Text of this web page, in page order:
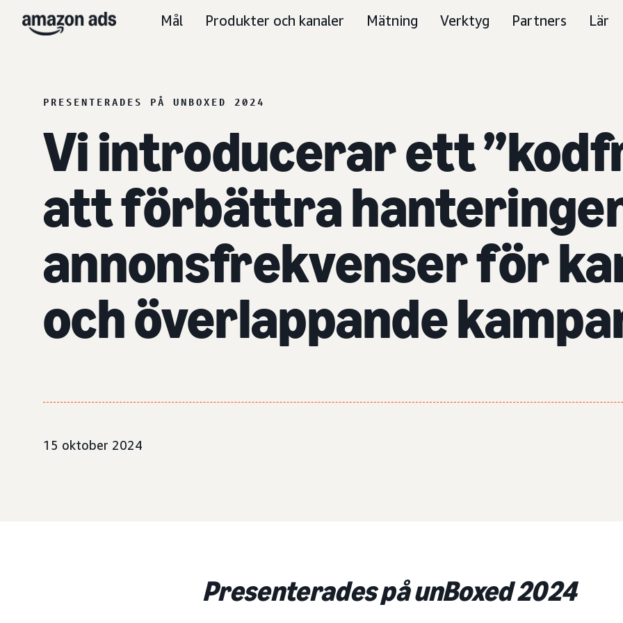
Mål Produkter och kanaler Mätning Verktyg Partners Lär
PRESENTERADES PÅ UNBOXED 2024
Vi introducerar ett
att förbättra
annonsfrekvenser för
och överlappande
15 oktober 2024
Presenterades på unBoxed 2024